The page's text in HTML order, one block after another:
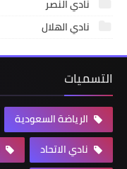
نادي النصر
نادي الهلال
التسميات
الرياضة السعودية
نادي الاتحاد